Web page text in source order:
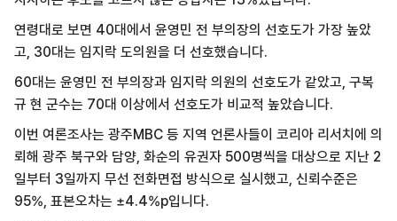
연령대로 보면 40대에서 윤영민 전 부의장의 선호도가 가장 높았
고, 30대는 임지락 도의원을 더 선호했습니다.
60대는 윤영민 전 부의장과 임지락 의원의 선호도가 같았고, 구복
규 현 군수는 70대 이상에서 선호도가 비교적 높았습니다.
이번 여론조사는 광주MBC 등 지역 언론사들이 코리아 리서치에 의
뢰해 광주 북구와 담양, 화순의 유권자 500명씩을 대상으로 지난 2
일부터 3일까지 무선 전화면접 방식으로 실시했고, 신뢰수준은
95%, 표본오차는 ±4.4%p입니다.